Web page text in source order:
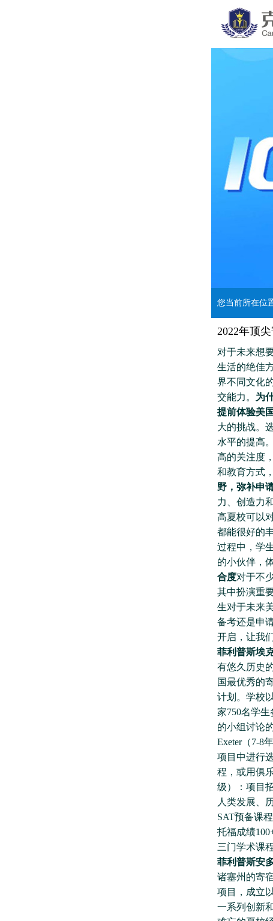
您当前所在
2022年顶
对于未来想
生活的绝佳
界不同文化
交能力。 为
提前体验美
大的挑战。
水平的提高
高的关注度
和教育方式
野，弥补申
力、创造力
高夏校可以
都能很好的
过程中，学
的小伙伴，
合度对于不
其中扮演重
生对于未来
备考还是申
开启，让我
菲利普斯埃
有悠久历史
国最优秀的
计划。学校
家750名学
的小组讨论
Exeter（7-8
项目中进行
程，或用俱
级）：项目
人类发展、
SAT预备课
托福成绩
三门学术课
菲利普斯安
诸塞州的寄
项目，成立
一系列创新